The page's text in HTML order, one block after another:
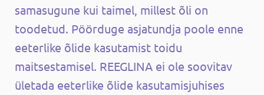
samasugune kui taimel, millest õli on
toodetud. Pöörduge asjatundja poole enne
eeterlike õlide kasutamist toidu
maitsestamisel. REEGLINA ei ole soovitav
ületada eeterlike õlide kasutamisjuhises